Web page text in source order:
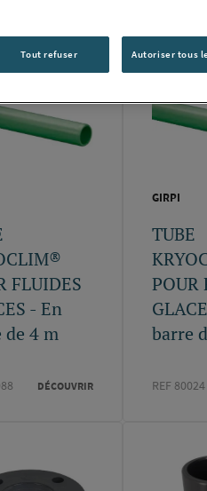
FLUIDES
- En
de 4 m
DÉCOUVRIR
GIRPI
TUBE
POUR
barre
REF 80024
Tout refuser Autoriser tous